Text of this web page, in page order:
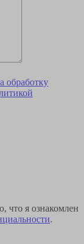
обработку
что я ознакомлен
.